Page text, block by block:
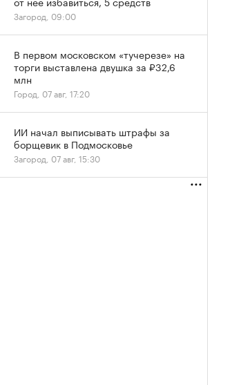
Загород, 09:00
В первом московском «тучерезе» на
торги выставлена двушка за ₽32,6
млн
Город, 07 авг, 17:20
ИИ начал выписывать штрафы за
борщевик в Подмосковье
Загород, 07 авг, 15:30